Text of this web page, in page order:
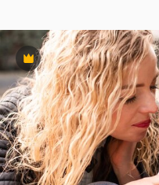
Premium